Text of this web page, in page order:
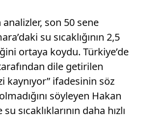
analizler, son 50 sene
su sıcaklığının 2,5
ortaya koydu. Türkiye’de
dile getirilen
kaynıyor” ifadesinin söz
söyleyen Hakan
sıcaklıklarının daha hızlı